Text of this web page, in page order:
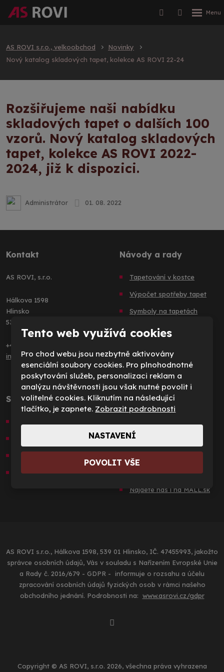
AS ROVI s.r.o., velkoobchod
Novinky
Nový katalog skladových tapet, kolekce AS ROVI 22-24
Rozšiřujeme naši nabídku
skladových tapet o dalších 100
vzorů. Nový katalog skladových
tapet, kolekce AS ROVI 2022-
2024, již k dispozici.
Administrátor 01. 08. 2022
Kontakt
AS ROVI, s.r.o.
Hálkova 1598
Hlinsko
539 01
+420 469 311 381
info@asrovi.cz
Návody a rady
Tapetování v kostce
Výpočet spotřeby tapet
Symboly na tapetách
Jak na fototapety
Technické informace
Sortiment zboží
Samolepicí fólie
O společnosti
Kontakty
Najdete nás i na MALL.cz
Najdete nás i na MALL.sk
AS ROVI s.r.o., Hálkova 1598, 539 01 Hlinsko, IČ. 47455993, jakožto
správce osobních údajů, Vás v souladu s Nařízením Evropské Unie
a Rady č. 2016/679 - GDPR - informuje o rozsahu a účelu
zpracování osobních údajů fyzických osob v rámci našeho
obchodního jednání. Podrobnosti na: www.asrovi.cz/gdpr
Copyright © AS ROVI, s.r.o. 2026, všechna práva vyhrazena
Tento web využívá cookies
Pro chod webu jsou nezbytně aktivovány
esenciální soubory cookies. Pro plnohodnotné
poskytování služeb, personalizaci reklam a
analýzu návštěvnosti jsou však nutné povolit i
volitelné cookies. Kliknutím na následující
tlačítko, je zapnete. Zobrazit podrobnosti
NASTAVENÍ
POVOLIT VŠE